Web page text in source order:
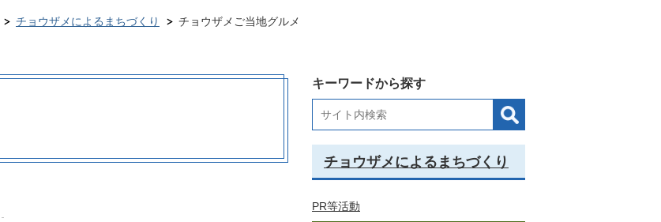
チョウザメによるまちづくり チョウザメご当地グルメ
キーワードから探す
チョウザメによるまちづくり
PR等活動